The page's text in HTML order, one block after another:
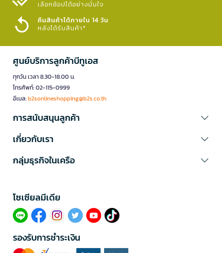
เลือกช้อปได้อย่างมั่นใจ​
คืนสินค้าได้ภายใน 14 วัน
หลังได้รับสินค้า*
ศูนย์บริการลูกค้าบีทูเอส
ทุกวัน เวลา 8.30-18.00 น.
โทรศัพท์: 02-115-0999
อีเมล:b2sonlineshopping@b2s.co.th
การสนับสนุนลูกค้า
เกี่ยวกับเรา
กลุ่มธุรกิจในเครือ
โซเซียลมีเดีย​
รองรับการชำระเงิน